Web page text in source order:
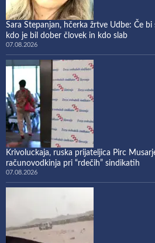
Sara Stepanjan, hčerka žrtve Udbe: Če
kdo je bil dober človek in kdo slab
07.08.2026
Krivoluckaja, ruska prijateljica Pirc
računovodkinja pri “rdečih” sindikatih
07.08.2026